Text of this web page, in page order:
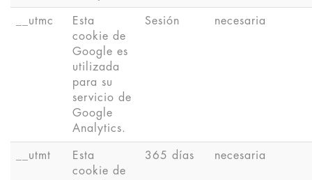
__utmc
Esta
cookie de
Google es
utilizada
para su
servicio de
Google
Analytics.
Sesión necesaria
__utmt
Esta
cookie de
365 días necesaria